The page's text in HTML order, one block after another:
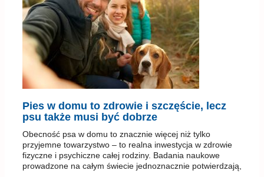
Pies w domu to zdrowie i szczęście, lecz
psu także musi być dobrze
Obecność psa w domu to znacznie więcej niż tylko
przyjemne towarzystwo – to realna inwestycja w zdrowie
fizyczne i psychiczne całej rodziny. Badania naukowe
prowadzone na całym świecie jednoznacznie potwierdzają,